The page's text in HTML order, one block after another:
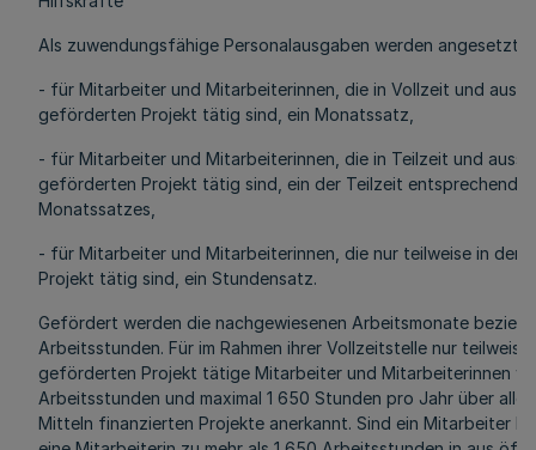
Als zuwendungsfähige Personalausgaben werden angesetzt:
- für Mitarbeiter und Mitarbeiterinnen, die in Vollzeit und
geförderten Projekt tätig sind, ein Monatssatz,
- für Mitarbeiter und Mitarbeiterinnen, die in Teilzeit und
geförderten Projekt tätig sind, ein der Teilzeit entsprechender
Monatssatzes,
- für Mitarbeiter und Mitarbeiterinnen, die nur teilweise in
Projekt tätig sind, ein Stundensatz.
Gefördert werden die nachgewiesenen Arbeitsmonate
Arbeitsstunden. Für im Rahmen ihrer Vollzeitstelle nur teilweise
geförderten Projekt tätige Mitarbeiter und Mitarbeiterinnen
Arbeitsstunden und maximal 1 650 Stunden pro Jahr über
Mitteln finanzierten Projekte anerkannt. Sind ein Mitarbeiter